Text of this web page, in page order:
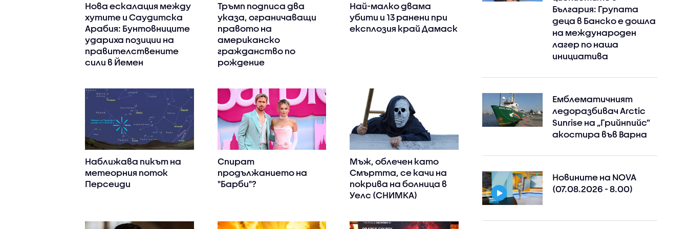
Нова ескалация между
хутите и Саудитска
Арабия: Бунтовниците
удариха позиции на
правителствените
сили в Йемен
Тръмп подписа два
указа, ограничаващи
правото на
американско
гражданство по
рождение
Най-малко двама
убити и 13 ранени при
експлозия край Дамаск
Наближава пикът на
метеорния поток
Персеиди
Спират
продължанието на
"Барби"?
Мъж, облечен като
Смъртта, се качи на
покрива на болница в
Уелс (СНИМКА)
България: Групата
деца в Банско е дошла
на международен
лагер по наша
инициатива
Емблематичният
ледоразбивач Arctic
Sunrise на „Грийнпийс”
акостира във Варна
Новините на NOVA
(07.08.2026 - 8.00)